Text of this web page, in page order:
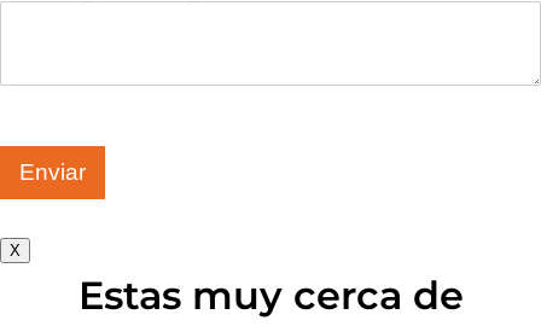
Enviar
X
Estas muy cerca de